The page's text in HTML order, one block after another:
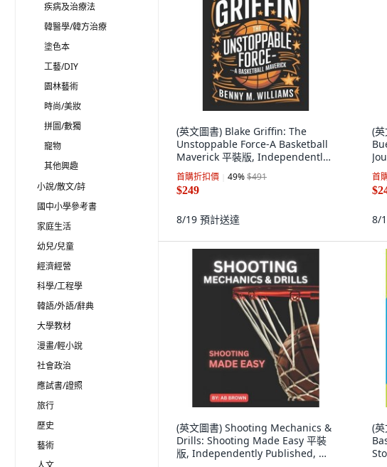
疾病及治療法
韓醫學/韓方治療
塗色本
工藝/DIY
園林藝術
時尚/美妝
拼圖/數獨
寵物
其他興趣
小說/散文/詩
國中小學參考書
家庭生活
幼兒/兒童
經濟經營
科學/工程學
韓語/外語/辭典
大學教材
漫畫/輕小說
社會政治
應試書/證照
旅行
歷史
藝術
(英文圖書) Blake Griffin: The
Unstoppable Force-A Basketball
Maverick 平裝版, Independently
Published, 英文
首購折扣價 49%$491
$249
8/19 預計送達
(
平
首
8/
(英文圖書) Shooting Mechanics &
Drills: Shooting Made Easy 平裝
版, Independently Published, 英
(